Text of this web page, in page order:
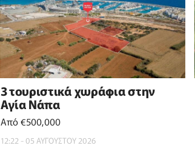
3 τουριστικά χωράφια στην
Αγία Νάπα
Από €500,000
12:22 - 05 ΑΥΓΟΥΣΤΟΥ 2026